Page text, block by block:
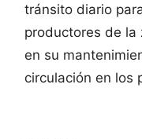
tránsito diario
productores de la
en su
circulación en los